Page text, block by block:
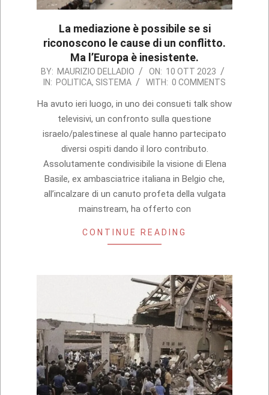
La mediazione è possibile se si
riconoscono le cause di un conflitto.
Ma l’Europa è inesistente.
2023-
10-
10
BY: MAURIZIO DELLADIO ON: 10 OTT 2023
IN: POLITICA, SISTEMA WITH: 0 COMMENTS
Ha avuto ieri luogo, in uno dei consueti talk show
televisivi, un confronto sulla questione
israelo/palestinese al quale hanno partecipato
diversi ospiti dando il loro contributo.
Assolutamente condivisibile la visione di Elena
Basile, ex ambasciatrice italiana in Belgio che,
all’incalzare di un canuto profeta della vulgata
mainstream, ha offerto con
CONTINUE READING